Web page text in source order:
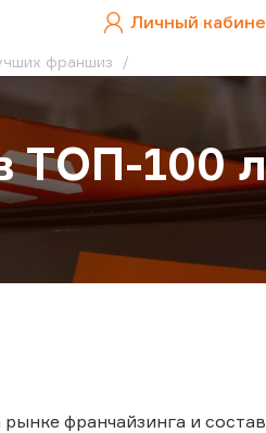
Личный
франшиз
ТОП-100
франчайзинга и